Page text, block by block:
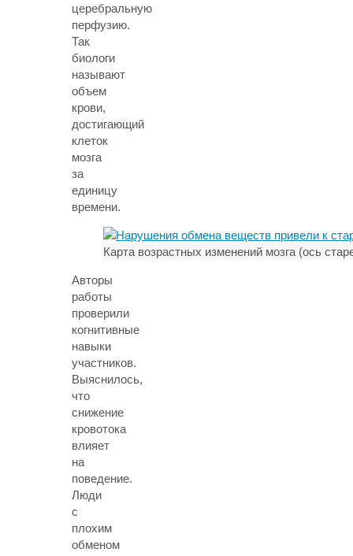
церебральную
перфузию.
Так
биологи
называют
объем
крови,
достигающий
клеток
мозга
за
единицу
времени.
Карта возрастных изменений мозга (ось
Авторы
работы
проверили
когнитивные
навыки
участников.
Выяснилось,
что
снижение
кровотока
влияет
на
поведение.
Люди
с
плохим
обменом